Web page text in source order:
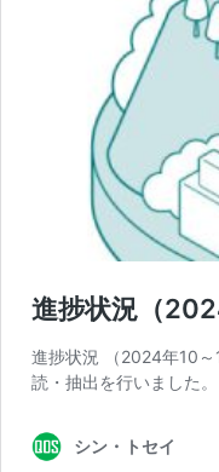
進捗状況（
進捗状況 （2024年10
読・抽出を行いました
シン・トセイ